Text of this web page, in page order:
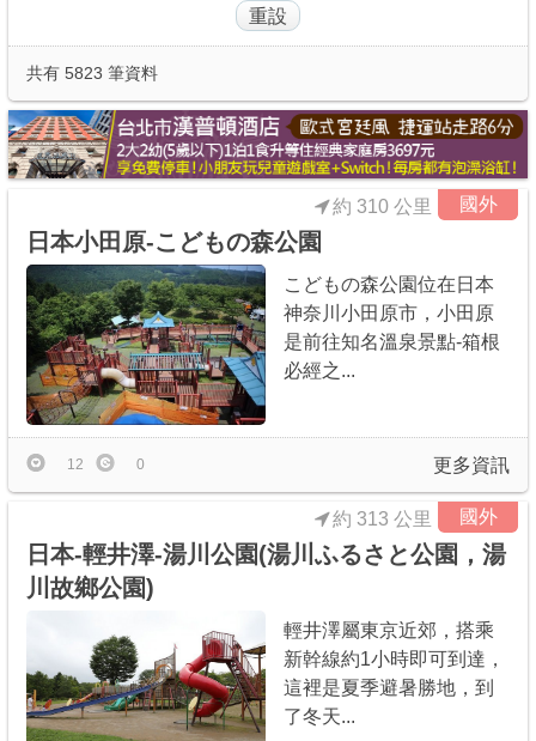
共有 5823 筆資料
國外
日本小田原-こどもの森公園
約 310 公里
こどもの森公園位在日本
神奈川小田原市，小田原
是前往知名溫泉景點-箱根
必經之...
更多資訊
12 0
國外
日本-輕井澤-湯川公園(湯川ふるさと公園，湯
川故鄉公園)
約 313 公里
輕井澤屬東京近郊，搭乘
新幹線約1小時即可到達，
這裡是夏季避暑勝地，到
了冬天...